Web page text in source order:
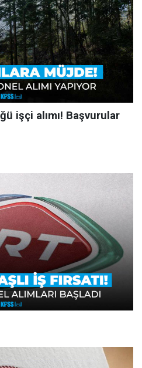
işçi alımı! Başvurular